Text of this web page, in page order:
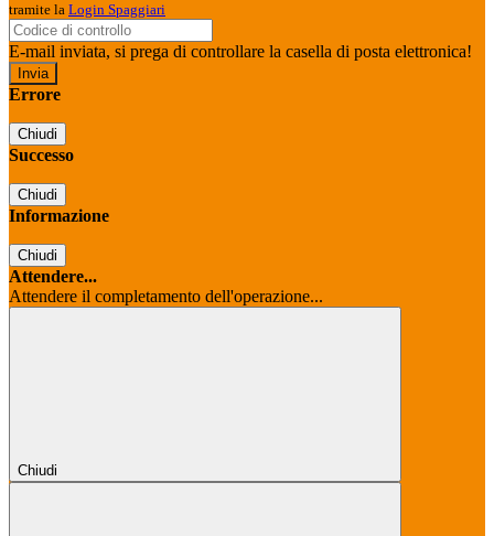
tramite la Login Spaggiari
E-mail inviata, si prega di controllare la casella di posta elettronica!
Errore
Chiudi
Successo
Chiudi
Informazione
Chiudi
Attendere...
Attendere il completamento dell'operazione...
Chiudi